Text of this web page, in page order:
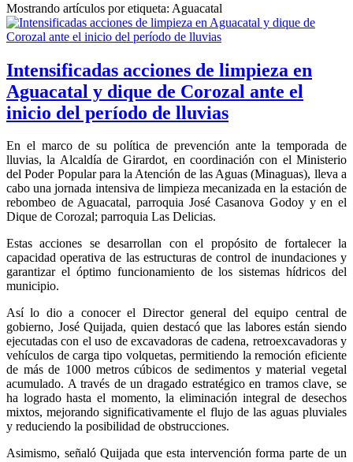
Mostrando artículos por etiqueta: Aguacatal
Intensificadas acciones de limpieza en
Aguacatal y dique de Corozal ante el
inicio del período de lluvias
En el marco de su política de prevención ante la temporada de
lluvias, la Alcaldía de Girardot, en coordinación con el Ministerio
del Poder Popular para la Atención de las Aguas (Minaguas), lleva a
cabo una jornada intensiva de limpieza mecanizada en la estación de
rebombeo de Aguacatal, parroquia José Casanova Godoy y en el
Dique de Corozal; parroquia Las Delicias.
Estas acciones se desarrollan con el propósito de fortalecer la
capacidad operativa de las estructuras de control de inundaciones y
garantizar el óptimo funcionamiento de los sistemas hídricos del
municipio.
Así lo dio a conocer el Director general del equipo central de
gobierno, José Quijada, quien destacó que las labores están siendo
ejecutadas con el uso de excavadoras de cadena, retroexcavadoras y
vehículos de carga tipo volquetas, permitiendo la remoción eficiente
de más de 1000 metros cúbicos de sedimentos y material vegetal
acumulado. A través de un dragado estratégico en tramos clave, se
ha logrado hasta el momento, la eliminación integral de desechos
mixtos, mejorando significativamente el flujo de las aguas pluviales
y reduciendo la posibilidad de obstrucciones.
Asimismo, señaló Quijada que esta intervención forma parte de un